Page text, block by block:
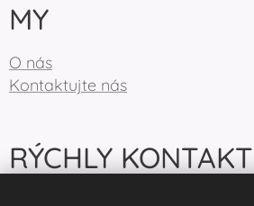
MY
O nás
Kontaktujte nás
RÝCHLY KONTAKT